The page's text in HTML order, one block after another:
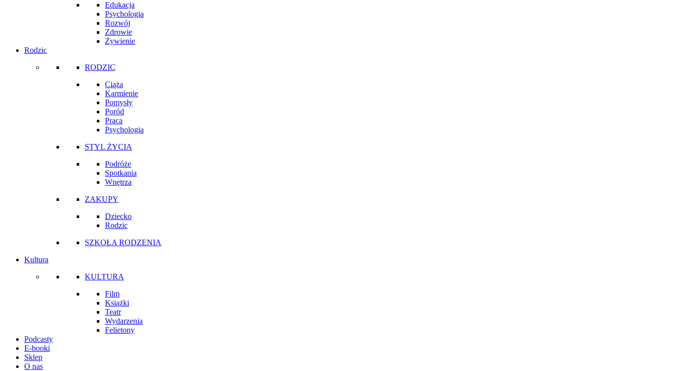
Edukacja
Psychologia
Rozwój
Zdrowie
Żywienie
Rodzic
RODZIC
Ciąża
Karmienie
Pomysły
Poród
Praca
Psychologia
STYL ŻYCIA
Podróże
Spotkania
Wnętrza
ZAKUPY
Dziecko
Rodzic
SZKOŁA RODZENIA
Kultura
KULTURA
Film
Książki
Teatr
Wydarzenia
Felietony
Podcasty
E-booki
Sklep
O nas